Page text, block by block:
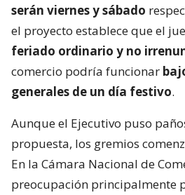
serán viernes y sábado
el proyecto establece que el
feriado ordinario y no
comercio podría funcionar
generales de un día festivo.
Aunque el Ejecutivo puso
propuesta, los gremios
En la Cámara Nacional de
preocupación principalmente